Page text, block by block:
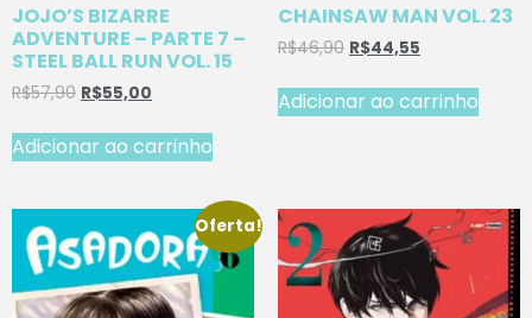
JOJO’S BIZARRE
ADVENTURE – PARTE 7 –
STEEL BALL RUN VOL. 15
R$57,90 R$55,00
Adicionar ao carrinho
CHAINSAW MAN VOL. 23
R$46,90 R$44,55
Adicionar ao carrinho
Oferta!